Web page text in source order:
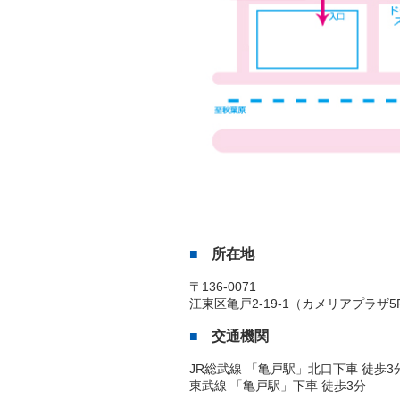
所在地
〒136-0071
江東区亀戸2-19-1（カメリアプラザ
交通機関
JR総武線 「亀戸駅」北口下車 徒歩3
東武線 「亀戸駅」下車 徒歩3分